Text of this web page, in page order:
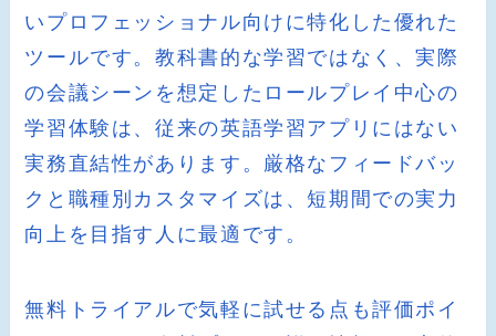
いプロフェッショナル向けに特化した優れた
ツールです。教科書的な学習ではなく、実際
の会議シーンを想定したロールプレイ中心の
学習体験は、従来の英語学習アプリにはない
実務直結性があります。厳格なフィードバッ
クと職種別カスタマイズは、短期間での実力
向上を目指す人に最適です。
無料トライアルで気軽に試せる点も評価ポイ